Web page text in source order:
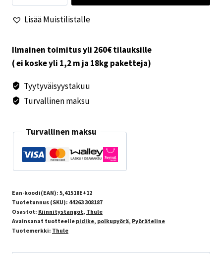
pidike
4
Lisää Muistilistalle
Ilmainen toimitus yli 260€ tilauksille
( ei koske yli 1,2 m ja 18kg paketteja)
Tyytyväisyystakuu
Turvallinen maksu
Turvallinen maksu
Ean-koodi(EAN): 5,41518E+12
Tuotetunnus (SKU): 44263 308187
Osastot: Kiinnitystangot, Thule
Avainsanat tuotteelle pidike, polkupyörä, Pyöräteline
Tuotemerkki: Thule